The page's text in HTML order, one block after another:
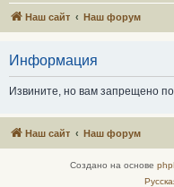
Наш сайт Наш форум
Информация
Извините, но вам запрещено
Наш сайт Наш форум
Создано на основе